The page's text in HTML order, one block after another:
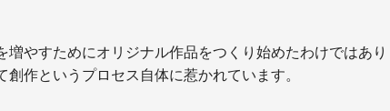
増やすためにオリジナル作品をつくり始めたわけではあり
創作というプロセス自体に惹かれています。